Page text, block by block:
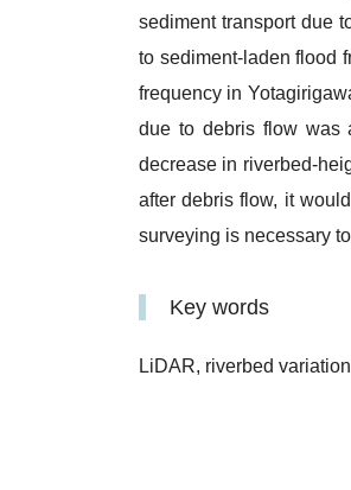
sediment transport due
to sediment‐laden flood
frequency in
due to debris flow was
decrease in
after debris flow, it
surveying is necessary
Key words
LiDAR, riverbed